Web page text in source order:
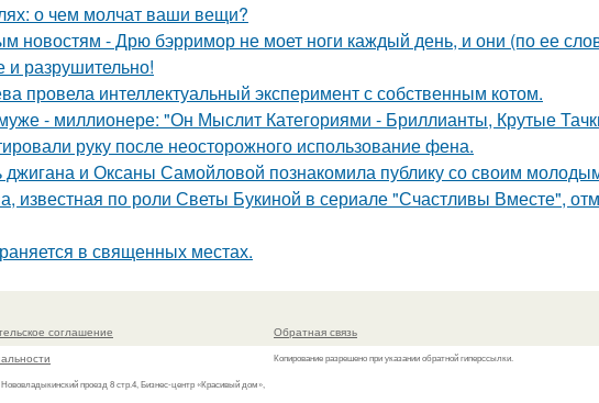
о чем молчат ваши вещи?
новостям - Дрю бэрримор не моет ноги каждый день, и они (по ее
разрушительно!
провела интеллектуальный эксперимент с собственным котом.
- миллионере: "Он Мыслит Категориями - Бриллианты, Крутые
руку после неосторожного использование фена.
джигана и Оксаны Самойловой познакомила публику со своим
известная по роли Светы Букиной в сериале "Счастливы Вместе",
в священных местах.
соглашение
проезд 8 стр.4, Бизнес-центр «Красивый дом»,
Обратная связь
Копирование разрешено при указании обратной гиперссылки.